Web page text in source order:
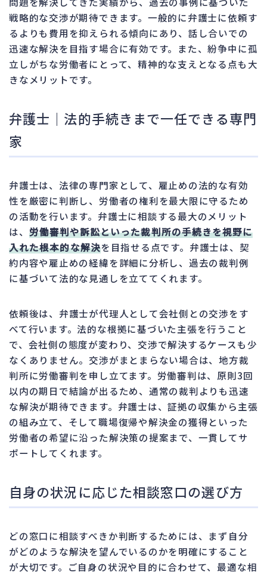
戦略的な交渉が期待できます。一般的に弁護士に依頼す
るよりも費用を抑えられる傾向にあり、話し合いでの
迅速な解決を目指す場合に有効です。また、紛争中に孤
立しがちな労働者にとって、精神的な支えとなる点も大
きなメリットです。
弁護士｜法的手続きまで一任できる専門
家
弁護士は、法律の専門家として、雇止めの法的な有効
性を厳密に判断し、労働者の権利を最大限に守るため
の活動を行います。弁護士に相談する最大のメリット
は、 労働審判や訴訟といった裁判所の手続きを視野に
入れた根本的な解決を目指せる点です。弁護士は、契
約内容や雇止めの経緯を詳細に分析し、過去の裁判例
に基づいて法的な見通しを立ててくれます。
依頼後は、弁護士が代理人として会社側との交渉をす
べて行います。法的な根拠に基づいた主張を行うこと
で、会社側の態度が変わり、交渉で解決するケースも少
なくありません。交渉がまとまらない場合は、地方裁
判所に労働審判を申し立てます。労働審判は、原則3回
以内の期日で結論が出るため、通常の裁判よりも迅速
な解決が期待できます。弁護士は、証拠の収集から主張
の組み立て、そして職場復帰や解決金の獲得といった
労働者の希望に沿った解決策の提案まで、一貫してサ
ポートしてくれます。
自身の状況に応じた相談窓口の選び方
どの窓口に相談すべきか判断するためには、まず自分
がどのような解決を望んでいるのかを明確にすること
が大切です。ご自身の状況や目的に合わせて、最適な相